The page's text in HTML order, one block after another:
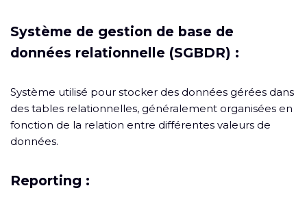
Système de gestion de base de
données relationnelle (SGBDR) :
Système utilisé pour stocker des données gérées dans
des tables relationnelles, généralement organisées en
fonction de la relation entre différentes valeurs de
données.
Reporting :